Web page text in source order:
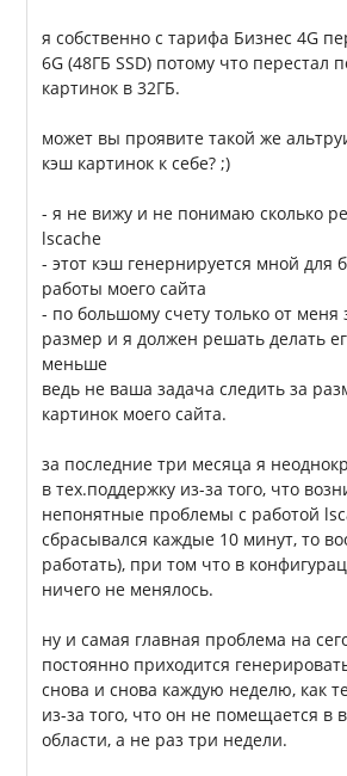
я собственно с тарифа Бизнес 4G
6G (48ГБ SSD) потому что перестал
картинок в 32ГБ.
может вы проявите такой же
кэш картинок к себе? ;)
- я не вижу и не понимаю сколько
lscache
- этот кэш генернируется мной для
работы моего сайта
- по большому счету только от меня
размер и я должен решать делать
меньше
ведь не ваша задача следить за
картинок моего сайта.
за последние три месяца я
в тех.поддержку из-за того, что
непонятные проблемы с работой
сбрасывался каждые 10 минут, то
работать), при том что в
ничего не менялось.
ну и самая главная проблема на
постоянно приходится
снова и снова каждую неделю, как
из-за того, что он не помещается в
области, а не раз три недели.